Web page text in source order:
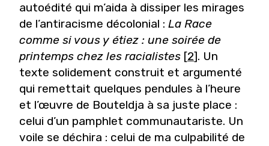
autoédité qui m’aida à dissiper les mirages
de l’antiracisme décolonial : La Race
comme si vous y étiez : une soirée de
printemps chez les racialistes [2]. Un
texte solidement construit et argumenté
qui remettait quelques pendules à l’heure
et l’œuvre de Bouteldja à sa juste place :
celui d’un pamphlet communautariste. Un
voile se déchira : celui de ma culpabilité de